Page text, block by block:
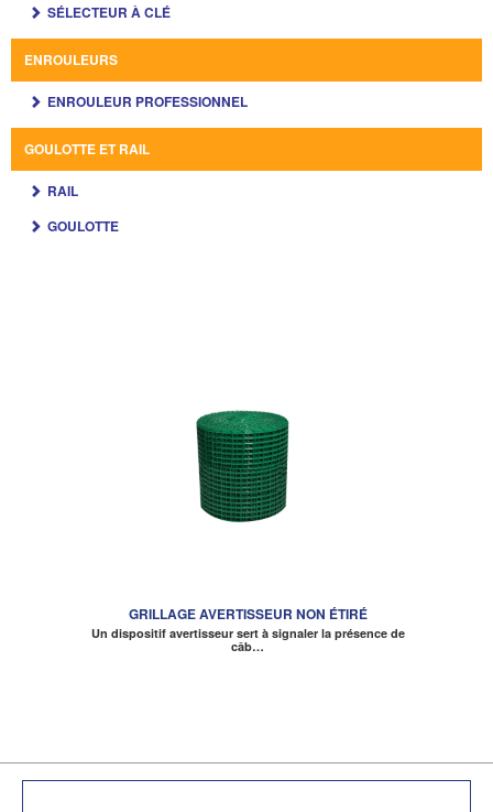
SÉLECTEUR À CLÉ
ENROULEURS
ENROULEUR PROFESSIONNEL
GOULOTTE ET RAIL
RAIL
GOULOTTE
GRILLAGE AVERTISSEUR NON ÉTIRÉ
Un dispositif avertisseur sert à signaler la présence de
câb…